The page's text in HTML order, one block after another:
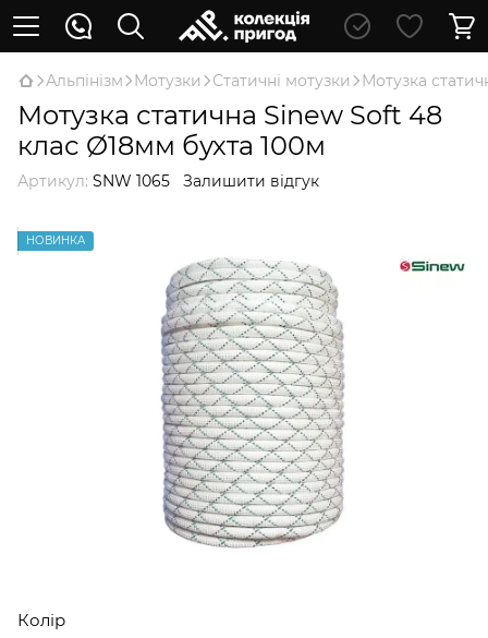
Альпінізм Мотузки Статичні мотузки Мотузка
Мотузка статична Sinew Soft 48
клас Ø18мм бухта 100м
Артикул: SNW 1065 Залишити відгук
НОВИНКА
Колір